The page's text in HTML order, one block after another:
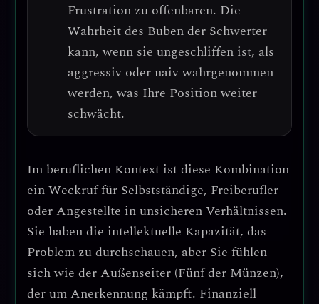
Frustration zu offenbaren. Die
Wahrheit des Buben der Schwerter
kann, wenn sie ungeschliffen ist, als
aggressiv oder naiv wahrgenommen
werden, was Ihre Position weiter
schwächt.
Im beruflichen Kontext ist diese Kombination
einWeckruf für Selbstständige, Freiberufler
oder Angestellte in unsicheren Verhältnissen.
Sie haben die intellektuelle Kapazität, das
Problem zu durchschauen, aber Sie fühlen
sich wie der Außenseiter (Fünf der Münzen),
der um Anerkennung kämpft. Finanziell